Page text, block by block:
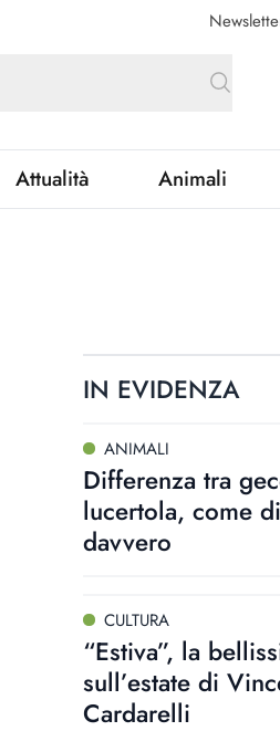
Attualità Animali
IN EVIDENZA
ANIMALI
Differenza tra
lucertola, come
davvero
CULTURA
“Estiva”, la
sull’estate di
Cardarelli